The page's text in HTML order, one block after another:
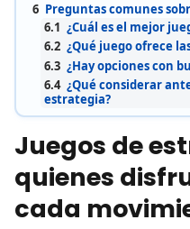
6 Preguntas comunes
6.1 ¿Cuál es el mejor
6.2 ¿Qué juego ofrece
6.3 ¿Hay opciones con
6.4 ¿Qué considerar
estrategia?
Juegos de
quienes
cada